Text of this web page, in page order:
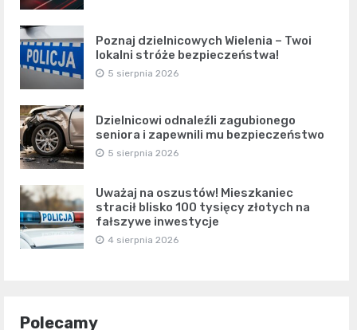
Poznaj dzielnicowych Wielenia – Twoi
lokalni stróże bezpieczeństwa!
5 sierpnia 2026
Dzielnicowi odnaleźli zagubionego
seniora i zapewnili mu bezpieczeństwo
5 sierpnia 2026
Uważaj na oszustów! Mieszkaniec
stracił blisko 100 tysięcy złotych na
fałszywe inwestycje
4 sierpnia 2026
Polecamy